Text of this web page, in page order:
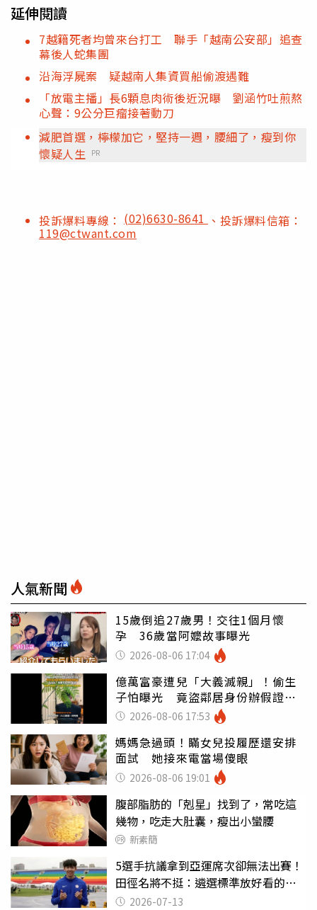
延伸閱讀
7越籍死者均曾來台打工 聯手「越南公安部」追查
幕後人蛇集團
沿海浮屍案 疑越南人集資買船偷渡遇難
「放電主播」長6顆息肉術後近況曝 劉涵竹吐煎熬
心聲：9公分巨瘤接著動刀
減肥首選，檸檬加它，堅持一週，腰細了，瘦到你
懷疑人生 PR
投訴爆料專線： (02)6630-8641 、投訴爆料信箱：
119@ctwant.com
人氣新聞
15歲倒追27歲男！交往1個月懷
孕 36歲當阿嬤故事曝光
2026-08-06 17:04
億萬富豪遭兒「大義滅親」！偷生
子怕曝光 竟盜鄰居身份辦假證落
戶 2026-08-06 17:53
媽媽急過頭！瞞女兒投履歷還安排
面試 她接來電當場傻眼
2026-08-06 19:01
腹部脂肪的「剋星」找到了，常吃這
幾物，吃走大肚囊，瘦出小蠻腰
新素簡
5選手抗議拿到亞運席次卻無法出賽！
田徑名將不挺：遴選標準放好看的
嗎？2026-07-13